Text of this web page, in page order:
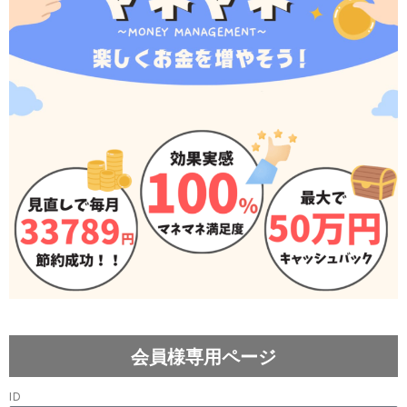
会員様専用ページ
ID